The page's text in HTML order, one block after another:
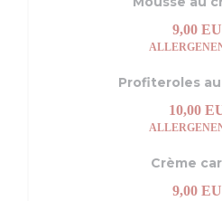
9,00
Profiteroles
10,00
Crème
9,00